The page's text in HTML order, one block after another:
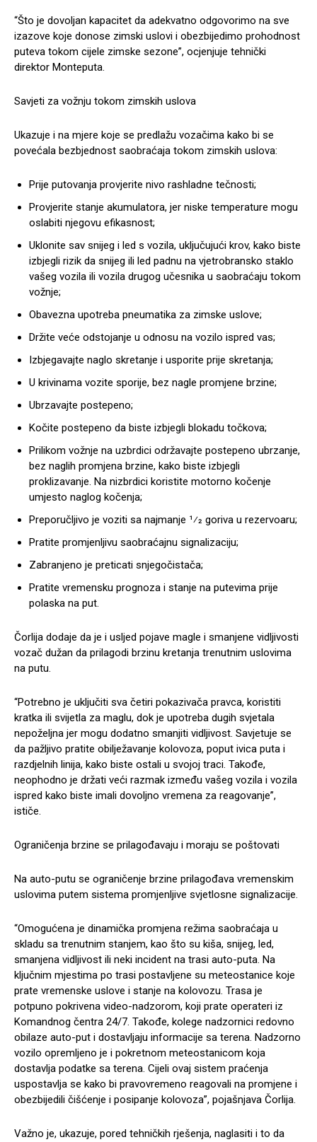
“Što je dovoljan kapacitet da adekvatno odgovorimo na sve
izazove koje donose zimski uslovi i obezbijedimo prohodnost
puteva tokom cijele zimske sezone”, ocjenjuje tehnički
direktor Monteputa.
Savjeti za vožnju tokom zimskih uslova
Ukazuje i na mjere koje se predlažu vozačima kako bi se
povećala bezbjednost saobraćaja tokom zimskih uslova:
Prije putovanja provjerite nivo rashladne tečnosti;
Provjerite stanje akumulatora, jer niske temperature mogu
oslabiti njegovu efikasnost;
Uklonite sav snijeg i led s vozila, uključujući krov, kako biste
izbjegli rizik da snijeg ili led padnu na vjetrobransko staklo
vašeg vozila ili vozila drugog učesnika u saobraćaju tokom
vožnje;
Obavezna upotreba pneumatika za zimske uslove;
Držite veće odstojanje u odnosu na vozilo ispred vas;
Izbjegavajte naglo skretanje i usporite prije skretanja;
U krivinama vozite sporije, bez nagle promjene brzine;
Ubrzavajte postepeno;
Kočite postepeno da biste izbjegli blokadu točkova;
Prilikom vožnje na uzbrdici održavajte postepeno ubrzanje,
bez naglih promjena brzine, kako biste izbjegli
proklizavanje. Na nizbrdici koristite motorno kočenje
umjesto naglog kočenja;
Preporučljivo je voziti sa najmanje 1⁄2 goriva u rezervoaru;
Pratite promjenljivu saobraćajnu signalizaciju;
Zabranjeno je preticati snjegočistača;
Pratite vremensku prognoza i stanje na putevima prije
polaska na put.
Čorlija dodaje da je i usljed pojave magle i smanjene vidljivosti
vozač dužan da prilagodi brzinu kretanja trenutnim uslovima
na putu.
“Potrebno je uključiti sva četiri pokazivača pravca, koristiti
kratka ili svijetla za maglu, dok je upotreba dugih svjetala
nepoželjna jer mogu dodatno smanjiti vidljivost. Savjetuje se
da pažljivo pratite obilježavanje kolovoza, poput ivica puta i
razdjelnih linija, kako biste ostali u svojoj traci. Takođe,
neophodno je držati veći razmak između vašeg vozila i vozila
ispred kako biste imali dovoljno vremena za reagovanje”,
ističe.
Ograničenja brzine se prilagođavaju i moraju se poštovati
Na auto-putu se ograničenje brzine prilagođava vremenskim
uslovima putem sistema promjenljive svjetlosne signalizacije.
“Omogućena je dinamička promjena režima saobraćaja u
skladu sa trenutnim stanjem, kao što su kiša, snijeg, led,
smanjena vidljivost ili neki incident na trasi auto-puta. Na
ključnim mjestima po trasi postavljene su meteostanice koje
prate vremenske uslove i stanje na kolovozu. Trasa je
potpuno pokrivena video-nadzorom, koji prate operateri iz
Komandnog čentra 24/7. Takođe, kolege nadzornici redovno
obilaze auto-put i dostavljaju informacije sa terena. Nadzorno
vozilo opremljeno je i pokretnom meteostanicom koja
dostavlja podatke sa terena. Cijeli ovaj sistem praćenja
uspostavlja se kako bi pravovremeno reagovali na promjene i
obezbijedili čišćenje i posipanje kolovoza”, pojašnjava Čorlija.
Važno je, ukazuje, pored tehničkih rješenja, naglasiti i to da